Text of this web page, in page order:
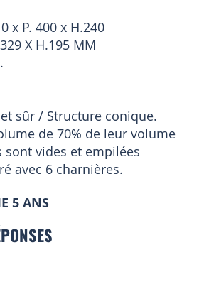
x P. 400 x H.240
X H.195 MM
sûr / Structure conique.
de 70% de leur volume
sont vides et empilées
avec 6 charnières.
5 ANS